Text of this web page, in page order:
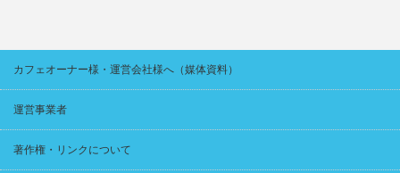
カフェオーナー様・運営会社様へ（媒体資料）
運営事業者
著作権・リンクについて